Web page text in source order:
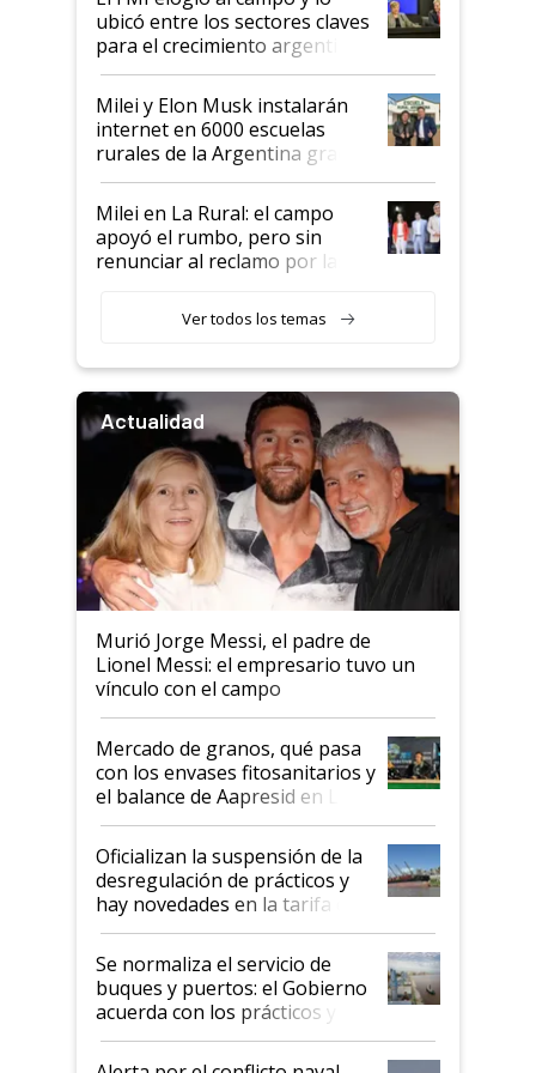
ubicó entre los sectores claves
para el crecimiento argentino
Milei y Elon Musk instalarán
internet en 6000 escuelas
rurales de la Argentina gracias
a un acuerdo con Starlink
Milei en La Rural: el campo
apoyó el rumbo, pero sin
renunciar al reclamo por las
Ver todos los temas
Actualidad
Murió Jorge Messi, el padre de
Lionel Messi: el empresario tuvo un
vínculo con el campo
Mercado de granos, qué pasa
con los envases fitosanitarios y
el balance de Aapresid en La
Posta
Oficializan la suspensión de la
desregulación de prácticos y
hay novedades en la tarifa de
la hidrovía
Se normaliza el servicio de
buques y puertos: el Gobierno
acuerda con los prácticos y
suspende el decreto de
desregulación